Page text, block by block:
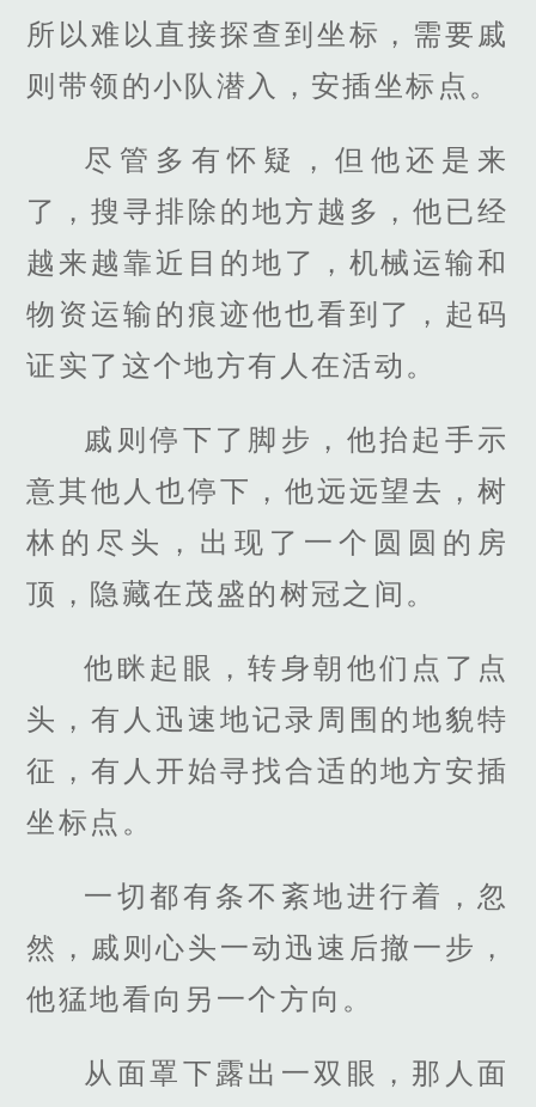
所以难以直接探查到坐标，需要戚
则带领的小队潜入，安插坐标点。
尽管多有怀疑，但他还是来
了，搜寻排除的地方越多，他已经
越来越靠近目的地了，机械运输和
物资运输的痕迹他也看到了，起码
证实了这个地方有人在活动。
戚则停下了脚步，他抬起手示
意其他人也停下，他远远望去，树
林的尽头，出现了一个圆圆的房
顶，隐藏在茂盛的树冠之间。
他眯起眼，转身朝他们点了点
头，有人迅速地记录周围的地貌特
征，有人开始寻找合适的地方安插
坐标点。
一切都有条不紊地进行着，忽
然，戚则心头一动迅速后撤一步，
他猛地看向另一个方向。
从面罩下露出一双眼，那人面